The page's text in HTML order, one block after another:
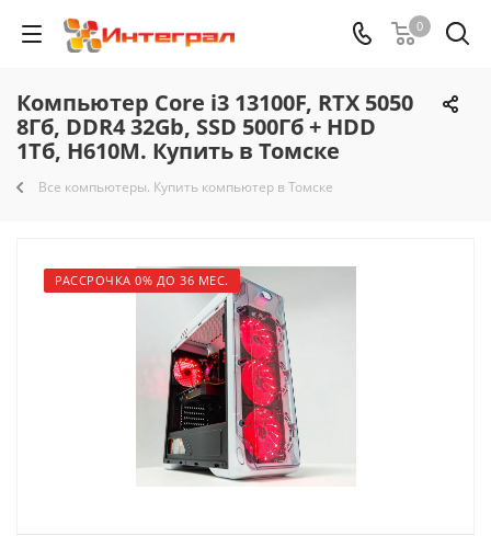
0
Компьютер Core i3 13100F, RTX 5050
8Гб, DDR4 32Gb, SSD 500Гб + HDD
1Тб, H610M. Купить в Томске
Все компьютеры. Купить компьютер в Томске
РАССРОЧКА 0% ДО 36 МЕС.